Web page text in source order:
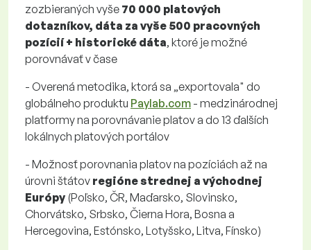
zozbieraných vyše 70 000 platových
dotazníkov, dáta za vyše 500 pracovných
pozícií + historické dáta, ktoré je možné
porovnávať v čase
- Overená metodika, ktorá sa „exportovala" do
globálneho produktu Paylab.com - medzinárodnej
platformy na porovnávanie platov a do 13 ďalších
lokálnych platových portálov
- Možnosť porovnania platov na pozíciách až na
úrovni štátov regióne strednej a východnej
Európy (Poľsko, ČR, Maďarsko, Slovinsko,
Chorvátsko, Srbsko, Čierna Hora, Bosna a
Hercegovina, Estónsko, Lotyšsko, Litva, Fínsko)